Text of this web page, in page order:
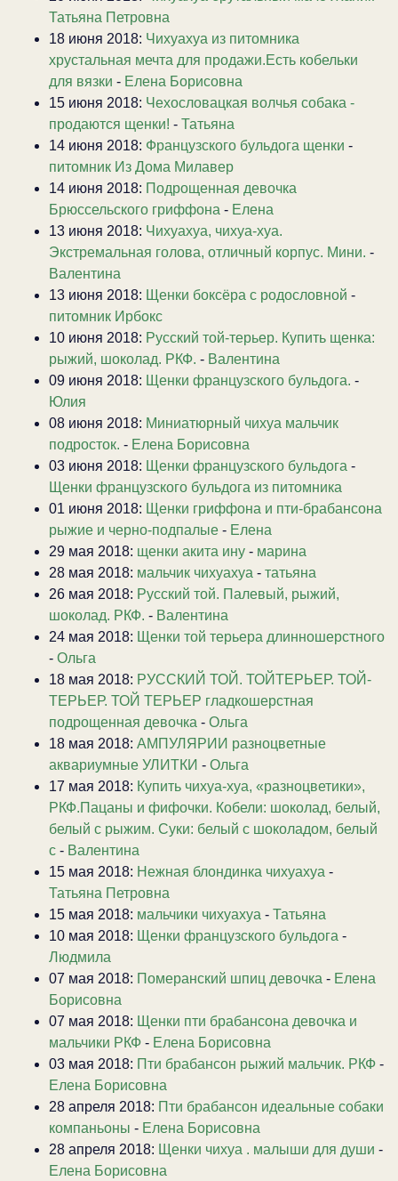
Татьяна Петровна
18 июня 2018: Чихуахуа из питомника
хрустальная мечта для продажи.Есть кобельки
для вязки - Елена Борисовна
15 июня 2018: Чехословацкая волчья собака -
продаются щенки! - Татьяна
14 июня 2018: Французского бульдога щенки -
питомник Из Дома Милавер
14 июня 2018: Подрощенная девочка
Брюссельского гриффона - Елена
13 июня 2018: Чихуахуа, чихуа-хуа.
Экстремальная голова, отличный корпус. Мини. -
Валентина
13 июня 2018: Щенки боксёра с родословной -
питомник Ирбокс
10 июня 2018: Русский той-терьер. Купить щенка:
рыжий, шоколад. РКФ. - Валентина
09 июня 2018: Щенки французского бульдога. -
Юлия
08 июня 2018: Миниатюрный чихуа мальчик
подросток. - Елена Борисовна
03 июня 2018: Щенки французского бульдога -
Щенки французского бульдога из питомника
01 июня 2018: Щенки гриффона и пти-брабансона
рыжие и черно-подпалые - Елена
29 мая 2018: щенки акита ину - марина
28 мая 2018: мальчик чихуахуа - татьяна
26 мая 2018: Русский той. Палевый, рыжий,
шоколад. РКФ. - Валентина
24 мая 2018: Щенки той терьера длинношерстного
- Ольга
18 мая 2018: РУССКИЙ ТОЙ. ТОЙТЕРЬЕР. ТОЙ-
ТЕРЬЕР. ТОЙ ТЕРЬЕР гладкошерстная
подрощенная девочка - Ольга
18 мая 2018: АМПУЛЯРИИ разноцветные
аквариумные УЛИТКИ - Ольга
17 мая 2018: Купить чихуа-хуа, «разноцветики»,
РКФ.Пацаны и фифочки. Кобели: шоколад, белый,
белый с рыжим. Суки: белый с шоколадом, белый
с - Валентина
15 мая 2018: Нежная блондинка чихуахуа -
Татьяна Петровна
15 мая 2018: мальчики чихуахуа - Татьяна
10 мая 2018: Щенки французского бульдога -
Людмила
07 мая 2018: Померанский шпиц девочка - Елена
Борисовна
07 мая 2018: Щенки пти брабансона девочка и
мальчики РКФ - Елена Борисовна
03 мая 2018: Пти брабансон рыжий мальчик. РКФ -
Елена Борисовна
28 апреля 2018: Пти брабансон идеальные собаки
компаньоны - Елена Борисовна
28 апреля 2018: Щенки чихуа . малыши для души -
Елена Борисовна